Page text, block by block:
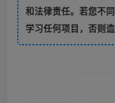
和法律责任。若您不
学习任何项目，否则